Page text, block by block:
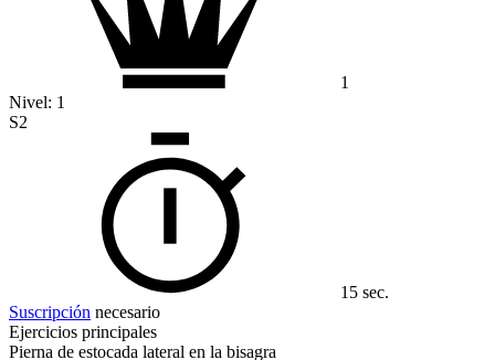
1
Nivel: 1
S2
15 sec.
Suscripción necesario
Ejercicios principales
Pierna de estocada lateral en la bisagra